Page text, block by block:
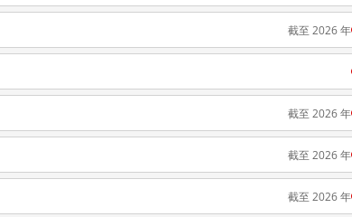
截至 2026 年
截至 2026 年
截至 2026 年
截至 2026 年